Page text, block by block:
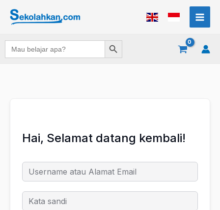
Search
for:
Search Button
Hai, Selamat datang kembali!